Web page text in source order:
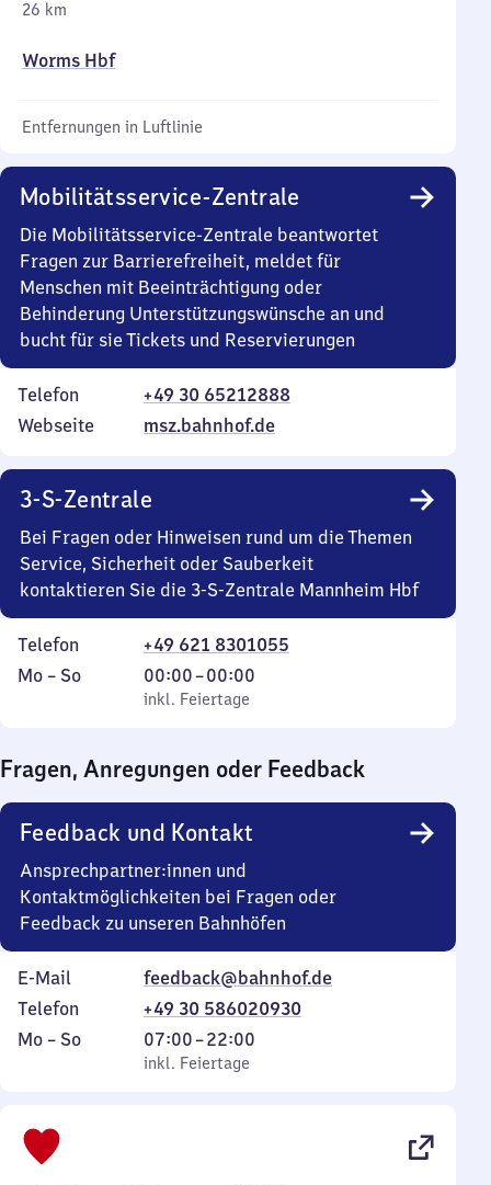
26 km
Worms Hbf
Entfernungen in Luftlinie
Mobilitätsservice-Zentrale
Die Mobilitätsservice-Zentrale beantwortet
Fragen zur Barrierefreiheit, meldet für
Menschen mit Beeinträchtigung oder
Behinderung Unterstützungswünsche an und
bucht für sie Tickets und Reservierungen
Telefon
+49 30 65212888
Webseite
msz.bahnhof.de
3-S-Zentrale
Bei Fragen oder Hinweisen rund um die Themen
Service, Sicherheit oder Sauberkeit
kontaktieren Sie die 3-S-Zentrale Mannheim Hbf
Telefon
+49 621 8301055
Montag
Mo – So,
inkl. Feiertage
00:00–00:00
Von
0
0
Uhr
inkl. Feiertage
Fragen, Anregungen oder Feedback
Feedback und Kontakt
Ansprechpartner:innen und
Kontaktmöglichkeiten bei Fragen oder
Feedback zu unseren Bahnhöfen
E-Mail
feedback@bahnhof.de
Telefon
+49 30 586020930
Montag
Mo – So,
inkl. Feiertage
07:00–22:00
Von
7
inkl. Feiertage